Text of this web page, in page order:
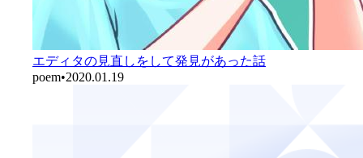
エディタの見直しをして発見があった話
poem•2020.01.19